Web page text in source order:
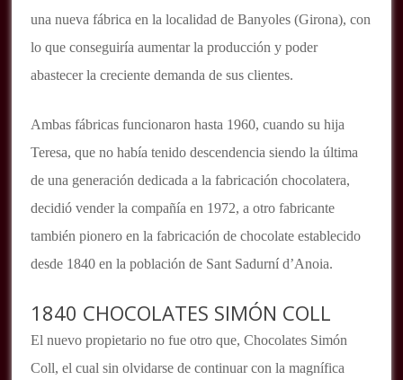
una nueva fábrica en la localidad de Banyoles (Girona), con
lo que conseguiría aumentar la producción y poder
abastecer la creciente demanda de sus clientes.
Ambas fábricas funcionaron hasta 1960, cuando su hija
Teresa, que no había tenido descendencia siendo la última
de una generación dedicada a la fabricación chocolatera,
decidió vender la compañía en 1972, a otro fabricante
también pionero en la fabricación de chocolate establecido
desde 1840 en la población de Sant Sadurní d’Anoia.
1840 CHOCOLATES SIMÓN COLL
El nuevo propietario no fue otro que, Chocolates Simón
Coll, el cual sin olvidarse de continuar con la magnífica